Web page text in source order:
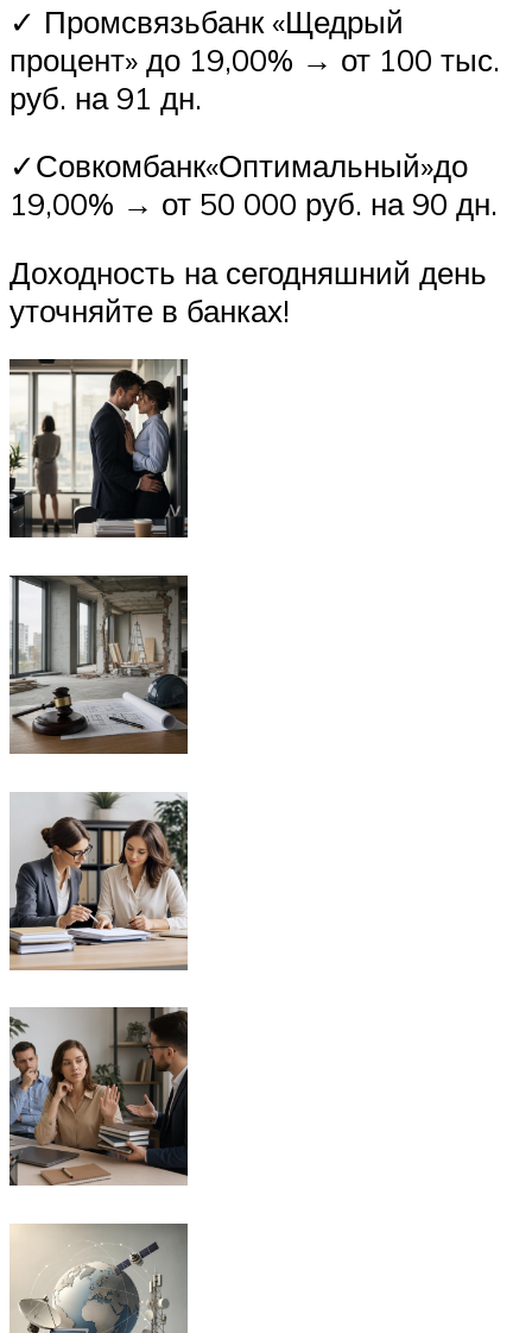
✓ Промсвязьбанк «Щедрый
процент» до 19,00% → от 100 тыс.
руб. на 91 дн.
✓Совкомбанк«Оптимальный»до
19,00% → от 50 000 руб. на 90 дн.
Доходность на сегодняшний день
уточняйте в банках!